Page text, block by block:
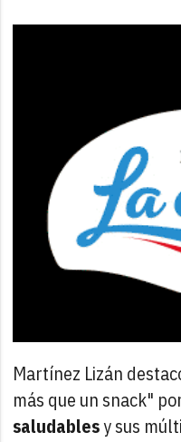
Martínez Lizán
más que un snack"
saludablesy sus